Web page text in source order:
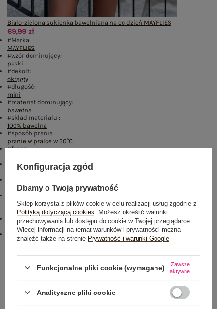
Biało-zielona sukienka bawełniana na co dzień MAYFLIES
69,99 zł
#Marka:
MAYFLIES
#wzór dominujący:
paski
#dekolt:
okrągły
#długość:
mini
#materiał dominujący:
bawełna
#skład materiału :
100% bawełna
#sposób prania :
pranie w pralce w 30°C
#fason:
#typ produktu:
sukienka codzienna
brak
Modelka ma na sobie rozmiar S. Wymiary modelki: wzrost 179 cm,
biust 93 cm, talia 67 cm, biodra 93 cm
#cechy dodatkowe:
kieszenie
emblemat_FP:
txt_COTTON COMFORT#546070#FFFFFF,dół,lewo,col
Centrum Logistyczne Nadarzyn
Dostępny
Konfiguracja zgód
Dbamy o Twoją prywatność
Sklep korzysta z plików cookie w celu realizacji usług zgodnie z
Polityką dotyczącą cookies . Możesz określić warunki
przechowywania lub dostępu do cookie w Twojej przeglądarce.
Więcej informacji na temat warunków i prywatności można
znaleźć także na stronie Prywatność i warunki Google
Funkcjonalne pliki cookie (wymagane)
Zawsze
aktywne
Analityczne pliki cookie